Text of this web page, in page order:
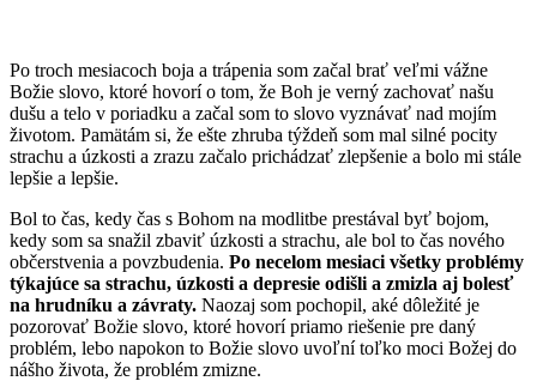
Po troch mesiacoch boja a trápenia som začal brať veľmi vážne
Božie slovo, ktoré hovorí o tom, že Boh je verný zachovať našu
dušu a telo v poriadku a začal som to slovo vyznávať nad mojím
životom. Pamätám si, že ešte zhruba týždeň som mal silné pocity
strachu a úzkosti a zrazu začalo prichádzať zlepšenie a bolo mi stále
lepšie a lepšie.
Bol to čas, kedy čas s Bohom na modlitbe prestával byť bojom,
kedy som sa snažil zbaviť úzkosti a strachu, ale bol to čas nového
občerstvenia a povzbudenia. Po necelom mesiaci všetky problémy
týkajúce sa strachu, úzkosti a depresie odišli a zmizla aj bolesť
na hrudníku a závraty. Naozaj som pochopil, aké dôležité je
pozorovať Božie slovo, ktoré hovorí priamo riešenie pre daný
problém, lebo napokon to Božie slovo uvoľní toľko moci Božej do
nášho života, že problém zmizne.